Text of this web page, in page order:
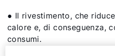
● Il rivestimento, che
calore e, di conseguenza,
consumi.